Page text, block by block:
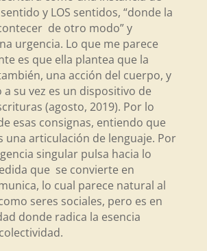
y LOS sentidos, “donde la
de otro modo” y
urgencia. Lo que me parece
es que ella plantea que la
una acción del cuerpo, y
a su vez es un dispositivo de
(agosto, 2019). Por lo
esas consignas, entiendo que
una articulación de lenguaje. Por
singular pulsa hacia lo
que se convierte en
lo cual parece natural al
seres sociales, pero es en
donde radica la esencia